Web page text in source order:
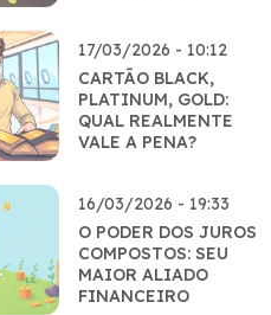
17/03/2026 - 10:12
CARTÃO BLACK,
PLATINUM, GOLD:
QUAL REALMENTE
VALE A PENA?
16/03/2026 - 19:33
O PODER DOS JUROS
COMPOSTOS: SEU
MAIOR ALIADO
FINANCEIRO